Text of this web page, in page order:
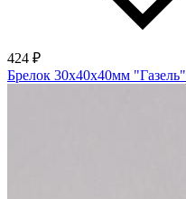
424 ₽
Брелок 30х40х40мм "Газель"